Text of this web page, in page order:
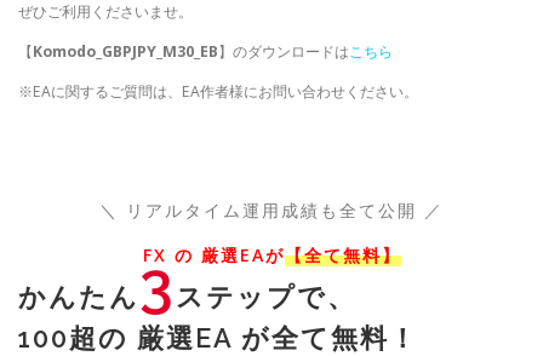
ぜひご利用くださいませ。
【Komodo_GBPJPY_M30_EB】のダウンロードはこちら
※EAに関するご質問は、EA作者様にお問い合わせください。
＼ リアルタイム運用成績も全て公開 ／
FX の 厳選EAが【全て無料】
かんたん3ステップで、
100超の 厳選EA が全て無料！